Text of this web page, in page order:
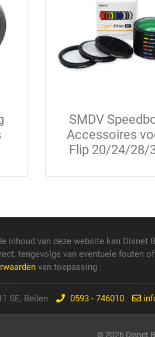
SMDV
Accessoires
Flip 20/24/28/
inhoud van deze website kan Disnet
tengevolge van eventuele fouten
van toepassing .
SE, Beilen 0593 - 746010
© 2026 Disnet